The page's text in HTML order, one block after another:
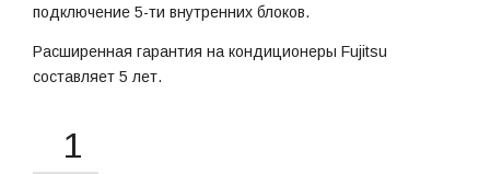
подключение 5-ти внутренних блоков.
Расширенная гарантия на кондиционеры Fujitsu
составляет 5 лет.